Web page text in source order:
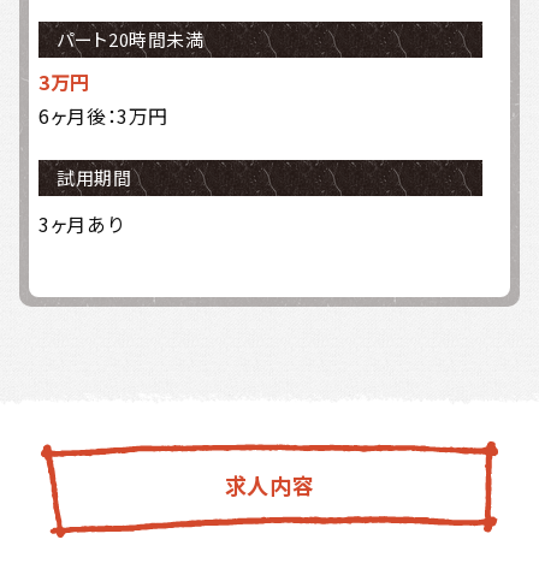
パート20時間未満
3万円
6ヶ月後：3万円
試用期間
3ヶ月あり
求人内容